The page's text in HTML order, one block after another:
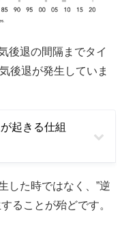
後退の間隔までタイ
後退が発生していま
起きる仕組
した時ではなく、”逆
ることが殆どです。